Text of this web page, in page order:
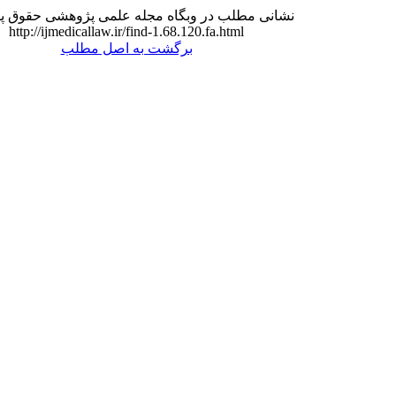
مطلب در وبگاه مجله علمی پژوهشی حقوق پزشکی:
http://ijmedicallaw.ir/find-1.68.120.fa.html